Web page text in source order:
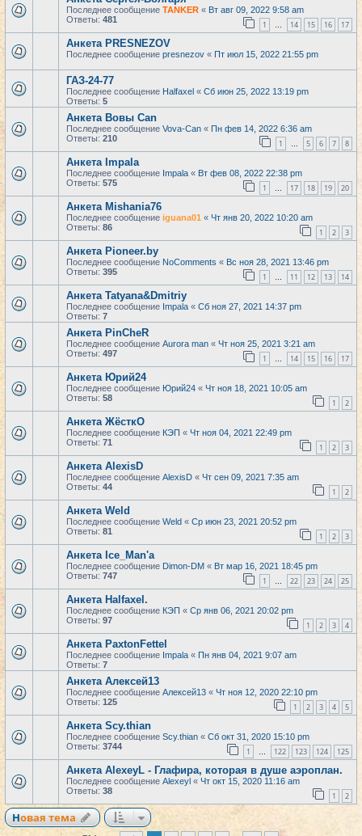
Последнее сообщение TANKER « Вт авг 09, 2022 9:58 am
Ответы: 481 1 … 14 15 16 17
Анкета PRESNEZOV
Последнее сообщение presnezov « Пт июл 15, 2022 21:55 pm
ГАЗ-24-77
Последнее сообщение Halfaxel « Сб июн 25, 2022 13:19 pm
Ответы: 5
Анкета Вовы Can
Последнее сообщение Vova-Can « Пн фев 14, 2022 6:36 am
Ответы: 210 1 … 5 6 7 8
Анкета Impala
Последнее сообщение Impala « Вт фев 08, 2022 22:38 pm
Ответы: 575 1 … 17 18 19 20
Анкета Mishania76
Последнее сообщение iguana01 « Чт янв 20, 2022 10:20 am
Ответы: 86 1 2 3
Анкета Pioneer.by
Последнее сообщение NoComments « Вс ноя 28, 2021 13:46 pm
Ответы: 395 1 … 11 12 13 14
Анкета Tatyana&Dmitriy
Последнее сообщение Impala « Сб ноя 27, 2021 14:37 pm
Ответы: 7
Анкета PinCheR
Последнее сообщение Aurora man « Чт ноя 25, 2021 3:21 am
Ответы: 497 1 … 14 15 16 17
Анкета Юрий24
Последнее сообщение Юрий24 « Чт ноя 18, 2021 10:05 am
Ответы: 58 1 2
Анкета ЖёсткО
Последнее сообщение КЭП « Чт ноя 04, 2021 22:49 pm
Ответы: 71 1 2 3
Анкета AlexisD
Последнее сообщение AlexisD « Чт сен 09, 2021 7:35 am
Ответы: 44 1 2
Анкета Weld
Последнее сообщение Weld « Ср июн 23, 2021 20:52 pm
Ответы: 81 1 2 3
Анкета Ice_Man'a
Последнее сообщение Dimon-DM « Вт мар 16, 2021 18:45 pm
Ответы: 747 1 … 22 23 24 25
Анкета Halfaxel.
Последнее сообщение КЭП « Ср янв 06, 2021 20:02 pm
Ответы: 97 1 2 3 4
Анкета PaxtonFettel
Последнее сообщение Impala « Пн янв 04, 2021 9:07 am
Ответы: 7
Анкета Алексей13
Последнее сообщение Алексей13 « Чт ноя 12, 2020 22:10 pm
Ответы: 125 1 2 3 4 5
Анкета Scy.thian
Последнее сообщение Scy.thian « Сб окт 31, 2020 15:10 pm
Ответы: 3744 1 … 122 123 124 125
Анкета AlexeyL - Глафира, которая в душе аэроплан.
Последнее сообщение Alexeyl « Чт окт 15, 2020 11:16 am
Ответы: 38 1 2
Новая тема